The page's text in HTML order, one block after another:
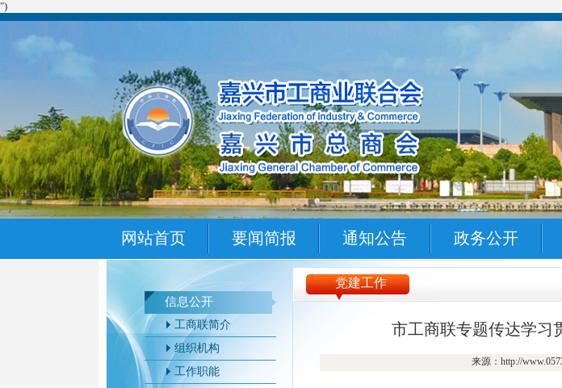
")
网站首页 要闻简报 通知公告 政务公开
信息公开
工商联简介
组织机构
工作职能
党建工作
市工商联专题传达学习
来源：http://